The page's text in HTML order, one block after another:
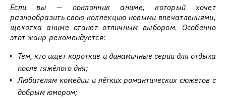
Если вы — поклонник аниме, который хочет
разнообразить свою коллекцию новыми впечатлениями,
щекотка аниме станет отличным выбором. Особенно
этот жанр рекомендуется:
Тем, кто ищет короткие и динамичные серии для отдыха
после тяжёлого дня;
Любителям комедии и лёгких романтических сюжетов с
добрым юмором;